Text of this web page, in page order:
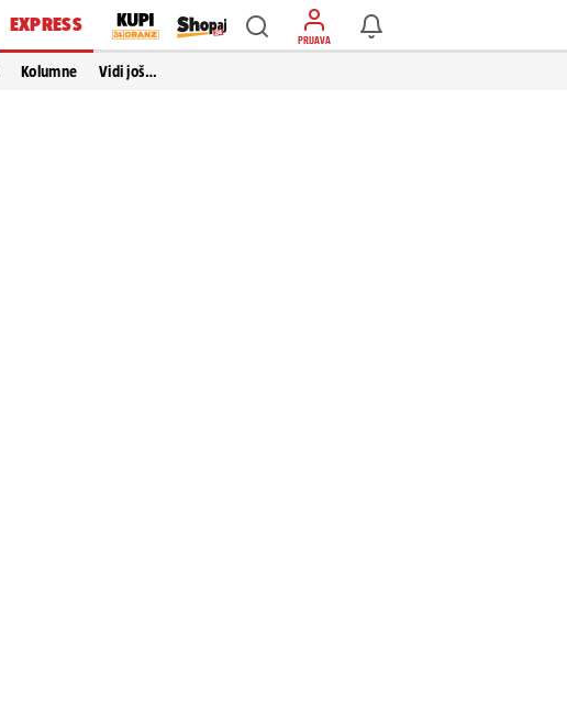
EXPRESS
PRIJAVA
Kolumne Vidi još…